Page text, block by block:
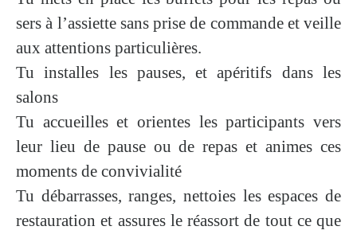
sers à l’assiette sans prise de commande et veille
aux attentions particulières.
Tu installes les pauses, et apéritifs dans les
salons
Tu accueilles et orientes les participants vers
leur lieu de pause ou de repas et animes ces
moments de convivialité
Tu débarrasses, ranges, nettoies les espaces de
restauration et assures le réassort de tout ce que